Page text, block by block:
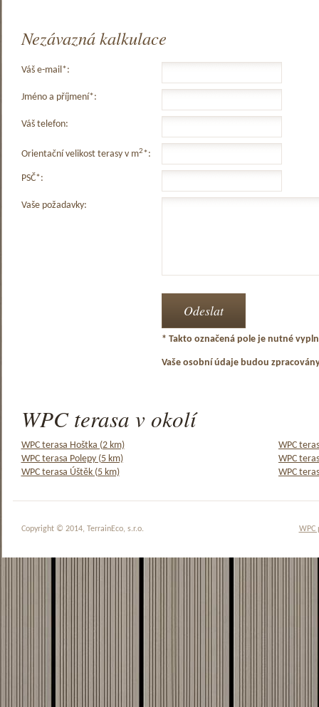
Nezávazná kalkulace
Váš e-mail*:
Jméno a příjmení*:
Váš telefon:
Orientační velikost terasy v m2*:
PSČ*:
Vaše požadavky:
* Takto označená pole je nutné
Vaše osobní údaje budou
WPC terasa v okolí
WPC terasa Hoštka (2 km)
WPC
WPC terasa Polepy (5 km)
WPC
WPC terasa Úštěk (5 km)
WPC
WPC
Copyright © 2014, TerrainEco, s.r.o.